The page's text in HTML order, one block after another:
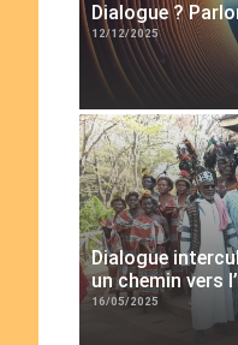
Dialogue ?
12/12/2025
Dialogue
un chemin vers
16/05/2025